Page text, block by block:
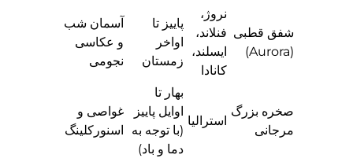
شفق قطبی
(Aurora)
نروژ،
فنلاند،
ایسلند،
کانادا
پاییز تا
اواخر
زمستان
آسمان شب
و عکاسی
نجومی
صخره بزرگ
مرجانی
استرالیا
بهار تا
اوایل پاییز
(با توجه به
دما و باد)
غواصی و
اسنورکلینگ